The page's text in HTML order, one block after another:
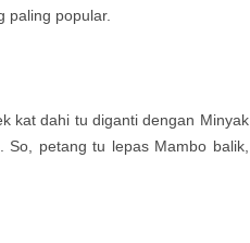
paling popular.
kat dahi tu diganti dengan Minyak
So, petang tu lepas Mambo balik,